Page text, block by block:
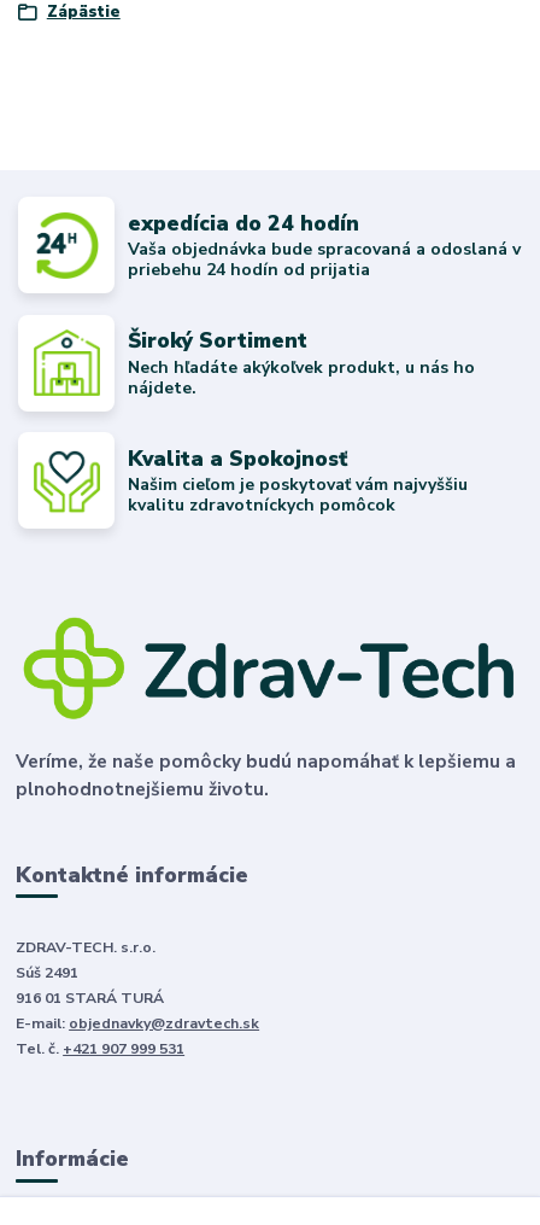
Zápästie
expedícia do 24 hodín
Vaša objednávka bude spracovaná a odoslaná v
priebehu 24 hodín od prijatia
Široký Sortiment
Nech hľadáte akýkoľvek produkt, u nás ho
nájdete.
Kvalita a Spokojnosť
Našim cieľom je poskytovať vám najvyššiu
kvalitu zdravotníckych pomôcok
Veríme, že naše pomôcky budú napomáhať k lepšiemu a
plnohodnotnejšiemu životu.
Kontaktné informácie
ZDRAV-TECH. s.r.o.
Súš 2491
916 01 STARÁ TURÁ
E-mail: objednavky@zdravtech.sk
Tel. č. +421 907 999 531
Informácie